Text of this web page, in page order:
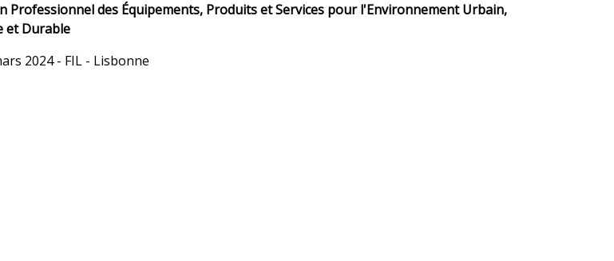
Professionnel des Équipements, Produits et Services pour l'Environnement Urbain,
et Durable
2024 - FIL - Lisbonne